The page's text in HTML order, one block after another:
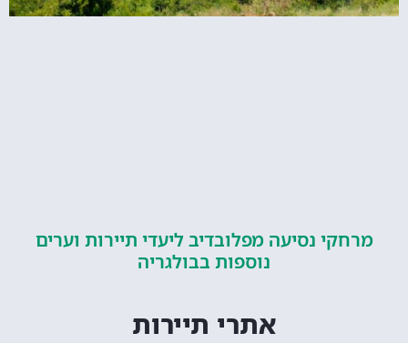
נסיעה מפלובדיב ליעדי תיירות וערים
נוספות בבולגריה
אתרי תיירות